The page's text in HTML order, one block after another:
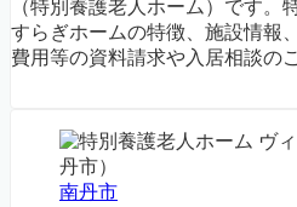
（特別養護老人ホーム）です。
すらぎホームの特徴、施設情報
費用等の資料請求や入居相談の
南丹市